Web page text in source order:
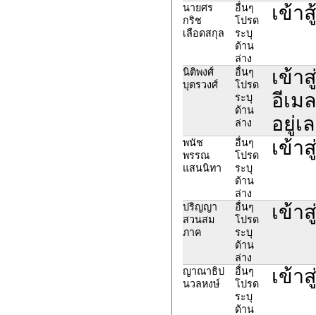
นายศร
กริช
เลือดสกุล
อื่นๆ
โปรด
ระบุ
ด้าน
ล่าง
เข้า
นิติพงศ์
บุตรวงศ์
อื่นๆ
โปรด
ระบุ
ด้าน
ล่าง
เข้า
อีเม
อยู่เ
พนัช
พรรณ
แสนนิทา
อื่นๆ
โปรด
ระบุ
ด้าน
ล่าง
เข้า
ปริญญา
สวนสม
ภาค
อื่นๆ
โปรด
ระบุ
ด้าน
ล่าง
เข้า
ญาณาธิป
นวลหงษ์
อื่นๆ
โปรด
ระบุ
ด้าน
เข้า